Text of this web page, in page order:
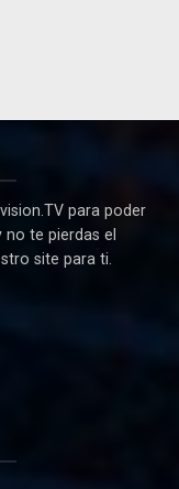
para poder
te pierdas el
site para ti.